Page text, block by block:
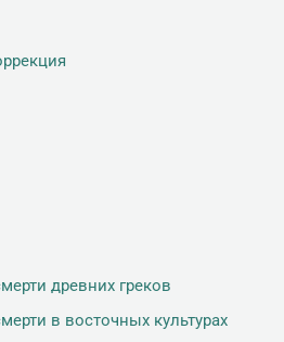
древних греков
в восточных культурах